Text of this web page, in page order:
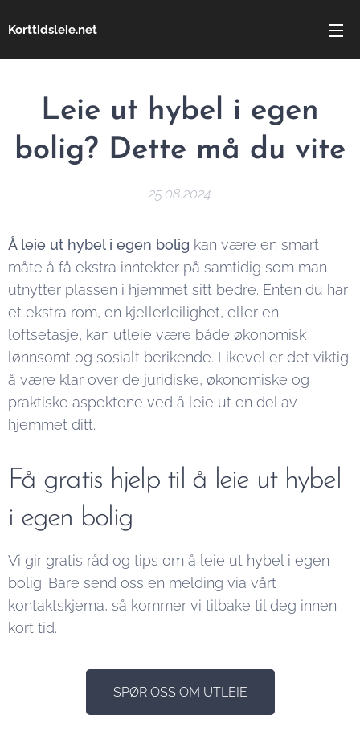
Korttidsleie.net
Leie ut hybel i egen
bolig? Dette må du vite
25.08.2024
Å leie ut hybel i egen bolig kan være en smart
måte å få ekstra inntekter på samtidig som man
utnytter plassen i hjemmet sitt bedre. Enten du har
et ekstra rom, en kjellerleilighet, eller en
loftsetasje, kan utleie være både økonomisk
lønnsomt og sosialt berikende. Likevel er det viktig
å være klar over de juridiske, økonomiske og
praktiske aspektene ved å leie ut en del av
hjemmet ditt.
Få gratis hjelp til å leie ut hybel
i egen bolig
Vi gir gratis råd og tips om å leie ut hybel i egen
bolig. Bare send oss en melding via vårt
kontaktskjema, så kommer vi tilbake til deg innen
kort tid.
SPØR OSS OM UTLEIE